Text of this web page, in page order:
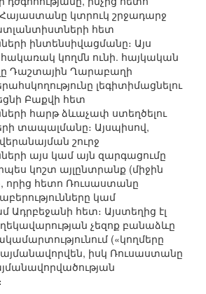
կտրուկ շրջադարջ
հետ
ինտենսիվացմանը։ Այս
կողմն ունի. հայկական
Դաշտային Ղարաբաղի
լեգիտիմացնելու
Բաքվի հետ
հարթ ձևաչափ ստեղծելու
տապալմանը։ Այսպիսով,
շուրջ
այս կամ այն զարգացումը
կոշտ այլընտրանք (միջին
որից հետո Ռուսաստանը
կամ
հետ։ Այստեղից էլ
չեզոք բանաձևը
(«կողմերը
իսկ Ռուսաստանը
։